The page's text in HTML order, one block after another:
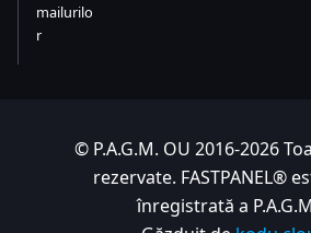
mailurilo
r
© P.A.G.M. OU 2016-2026
rezervate. FASTPANEL®
înregistrată a